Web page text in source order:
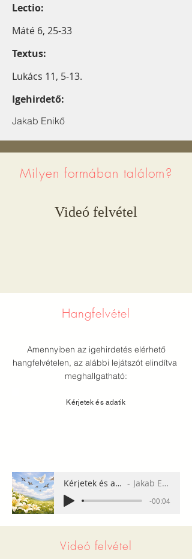
Lectio:
Máté 6, 25-33
Textus:
Lukács 11, 5-13.
Igehirdető:
Jakab Enikő
Milyen formában találom?
Videó felvétel
Hangfelvétel
Amennyiben az igehirdetés elérhető
hangfelvételen, az alábbi lejátszót elindítva
meghallgatható:
Kérjetek és adatik
Kérjetek és adatik Jakab Enikő
-00:04
Videó felvétel